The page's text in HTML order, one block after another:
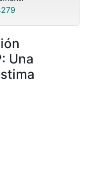
Una